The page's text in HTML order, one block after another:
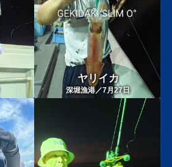
ヤリイカ
深堀漁港／7月27日